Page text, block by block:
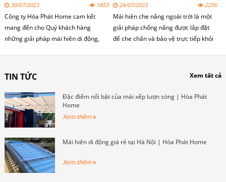
30/07/2023 1853
Công ty Hòa Phát Home cam kết
mang đến cho Quý khách hàng
những giải pháp mái hiên di động,
đủ các yêu cầu về thiết kế và lựa
chúng tôi sẽ tư vấn và hỗ trợ Quý
khách hàng trong quá trình chọn
mẫu và thiết kế mái che trường học
phù hợp.
24/07/2023 2256
Mái hiên che nắng ngoài trời là một
giải pháp chống nắng được lắp đặt
để che chắn và bảo vệ trực tiếp khỏi
trời có thể có nhiều kiểu dáng và vật
cầu và phong cách của không gian.
TIN TỨC Xem tất cả
Đặc điểm nổi bật của mái xếp lượn sóng | Hòa Phát
Home
Xem thêm
Mái hiên di động giá rẻ tại Hà Nội | Hòa Phát Home
Xem thêm